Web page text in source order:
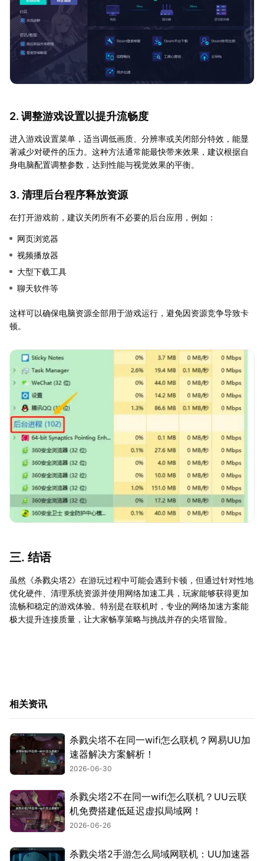
2. 调整游戏设置以提升流畅度
进入游戏设置菜单，适当调低画质、分辨率或关闭部分特效，能显
著减少对硬件的压力。这种方法通常能最快带来效果，建议根据自
身电脑配置调整参数，达到性能与视觉效果的平衡。
3. 清理后台程序释放资源
在打开游戏前，建议关闭所有不必要的后台应用，例如：
网页浏览器
视频播放器
大型下载工具
聊天软件等
这样可以确保电脑资源全部用于游戏运行，避免因资源竞争导致卡
顿。
三. 结语
虽然《杀戮尖塔2》在游玩过程中可能会遇到卡顿，但通过针对性地
优化硬件、清理系统资源并使用网络加速工具，玩家能够获得更加
流畅和稳定的游戏体验。特别是在联机时，专业的网络加速方案能
极大提升连接质量，让大家畅享策略与挑战并存的尖塔冒险。
相关资讯
杀戮尖塔不在同一wifi怎么联机？网易UU加
速器解决方案解析！
2026-06-30
杀戮尖塔2不在同一wifi怎么联机？UU云联
机免费搭建低延迟虚拟局域网！
2026-06-26
杀戮尖塔2手游怎么局域网联机：UU加速器